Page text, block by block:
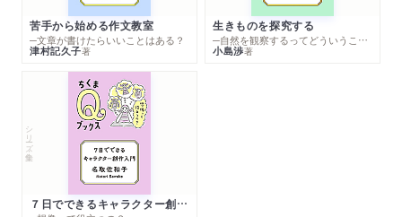
苦手から始める作文教室
─文章が書けたらいいことはある？
津村記久子著
生きものを探究する
─自然を観察するってどういうこと？
小島渉著
シリーズ・全集
７日でできるキャラクター創作入門